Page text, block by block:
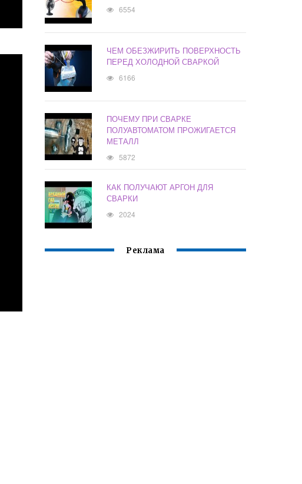
6554
ЧЕМ ОБЕЗЖИРИТЬ ПОВЕРХНОСТЬ
ПЕРЕД ХОЛОДНОЙ СВАРКОЙ
6166
ПОЧЕМУ ПРИ СВАРКЕ
ПОЛУАВТОМАТОМ ПРОЖИГАЕТСЯ
МЕТАЛЛ
5872
КАК ПОЛУЧАЮТ АРГОН ДЛЯ
СВАРКИ
2024
Реклама